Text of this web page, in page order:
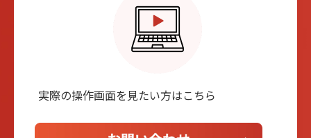
実際の操作画⾯を⾒たい⽅はこちら